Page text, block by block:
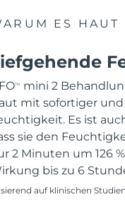
ES
TM
mini 2
mit sofortiger
Es ist
sie den
2 Minuten um 126
bis zu 6
auf klinischen Studien